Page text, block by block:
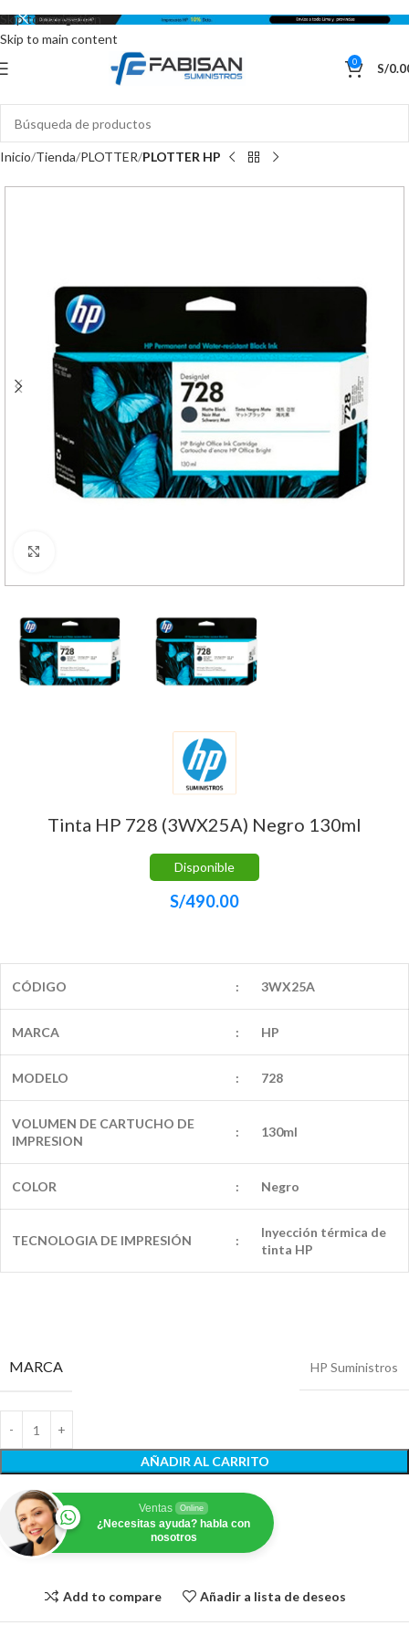
Skip to navigation
Skip to main content
0 S/
Inicio Tienda PLOTTER PLOTTER HP
Tinta HP 728 (3WX25A) Negro 130ml
Disponible
S/490.00
CÓDIGO : 3WX25A
MARCA : HP
MODELO : 728
VOLUMEN DE CARTUCHO DE
IMPRESION
: 130ml
COLOR : Negro
TECNOLOGIA DE IMPRESIÓN :
Inyección térmica de
tinta HP
MARCA HP Suministros
AÑADIR AL CARRITO
Ventas Online
¿Necesitas ayuda? habla con
nosotros
Add to compare Añadir a lista de deseos